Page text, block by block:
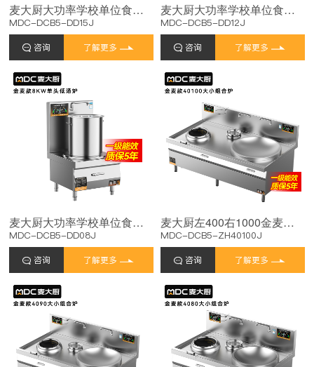
麦大厨大功率学校单位食堂厨房设备商用单头低汤炉15KW
MDC-DCB5-DD15J
咨询 了解更多
麦大厨大功率学校单位食堂厨房设备商用单头低汤炉12KW
MDC-DCB5-DD12J
咨询 了解更多
麦大厨大功率学校单位食堂厨房设备商用单头低汤炉8KW
MDC-DCB5-DD08J
咨询 了解更多
麦大厨左400右1000金麦款大小组合炉商用
MDC-DCB5-ZH40100J
咨询 了解更多